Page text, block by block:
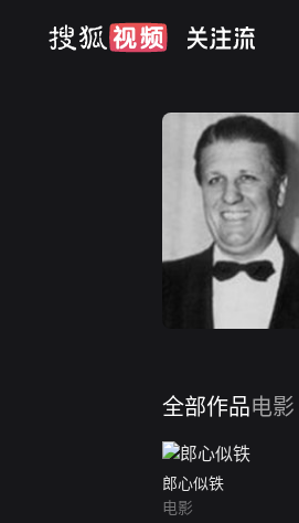
全部作品电影
郎心似铁
电影